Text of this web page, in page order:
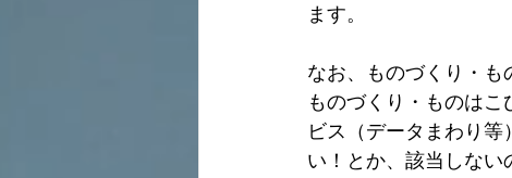
ます。
なお、ものづくり・
ものづくり・ものは
ビス（データまわり
い！とか、該当しな